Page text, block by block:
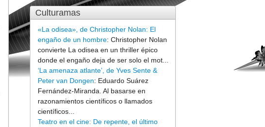
Culturamas
«La odisea», de Christopher Nolan: El
engaño de un hombre:Christopher Nolan
convierte La odisea en un thriller épico
donde el engaño deja de ser solo el mot...
‘La amenaza atlante’, de Yves Sente &
Peter van Dongen: Eduardo Suárez
Fernández-Miranda. Al basarse en
razonamientos científicos o llamados
científicos...
Teatro en el cine: De repente, el último